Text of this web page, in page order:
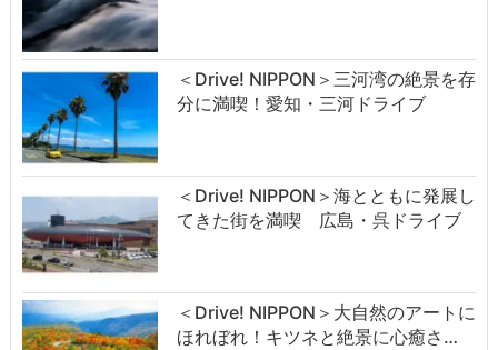
＜Drive! NIPPON＞三河湾の絶景を存
分に満喫！愛知・三河ドライブ
＜Drive! NIPPON＞海とともに発展し
てきた街を満喫 広島・呉ドライブ
＜Drive! NIPPON＞大自然のアートに
ほれぼれ！キツネと絶景に心癒さ…